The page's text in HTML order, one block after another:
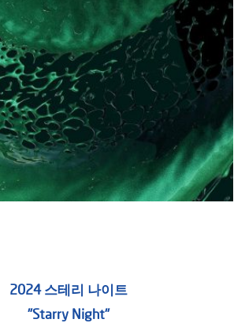
2024 스테리 나이트
"Starry Night"